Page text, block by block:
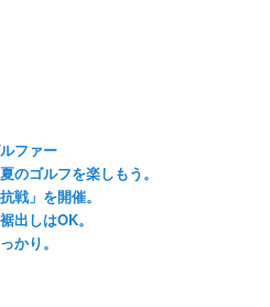
ファー
のゴルフを楽しもう。
戦」を開催。
出しはOK。
かり。